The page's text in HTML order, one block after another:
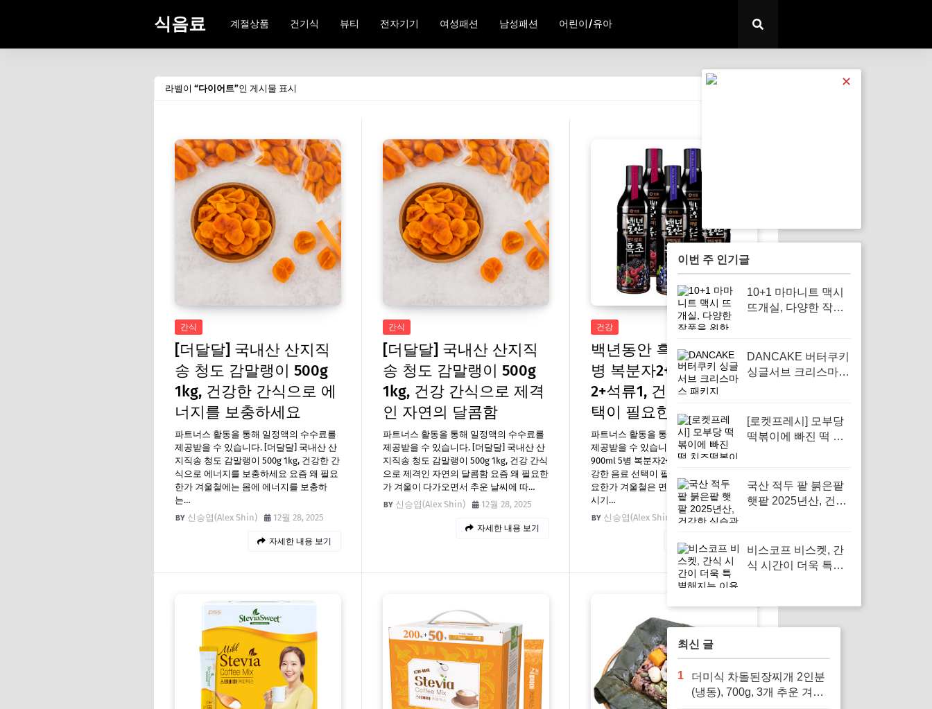
식음료 계절상품 건기식 뷰티 전자기기 여성패션 남성패션 어린이/유아
라벨이 다이어트 인 게시물 표시
간식
[더달달] 국내산 산지직
송 청도 감말랭이 500g
1kg, 건강한 간식으로 에
너지를 보충하세요
파트너스 활동을 통해 일정액의 수수료를
제공받을 수 있습니다. [더달달] 국내산 산
지직송 청도 감말랭이 500g 1kg, 건강한 간
식으로 에너지를 보충하세요 요즘 왜 필요
한가 겨울철에는 몸에 에너지를 보충하
는…
신승엽(Alex Shin)
12월 28, 2025
자세한 내용 보기
간식
[더달달] 국내산 산지직
송 청도 감말랭이 500g
1kg, 건강 간식으로 제격
인 자연의 달콤함
파트너스 활동을 통해 일정액의 수수료를
제공받을 수 있습니다. [더달달] 국내산 산
지직송 청도 감말랭이 500g 1kg, 건강 간식
으로 제격인 자연의 달콤함 요즘 왜 필요한
가 겨울이 다가오면서 추운 날씨에 따…
신승엽(Alex Shin)
12월 28, 2025
자세한 내용 보기
건강
백년동안 흑초 900ml 5
병 복분자2+블루베리
2+석류1, 건강한 음료 선
택이 필요한 순간
파트너스 활동을 통해 일정액의 수수료를
제공받을 수 있습니다. 백년동안 흑초
900ml 5병 복분자2+블루베리2+석류1, 건
강한 음료 선택이 필요한 순간 요즘 왜 필
요한가 겨울철은 면역력이 떨어지기 쉬운
시기…
신승엽(Alex Shin)
12월 26, 2025
자세한 내용 보기
✕
이번 주 인기글
10+1 마마니트 맥시
뜨개실, 다양한 작품
DANCAKE 버터쿠키
싱글서브 크리스마스
간식
[로켓프레시] 모부당
떡볶이에 빠진 떡 치
로 추천하는 이유
국산 적두 팥 붉은팥
햇팥 2025년산, 건강
비스코프 비스켓, 간
식 시간이 더욱 특별
최신 글
1
더미식 차돌된장찌개 2인분
(냉동), 700g, 3개 추운 겨울